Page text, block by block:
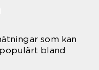
som kan
bland